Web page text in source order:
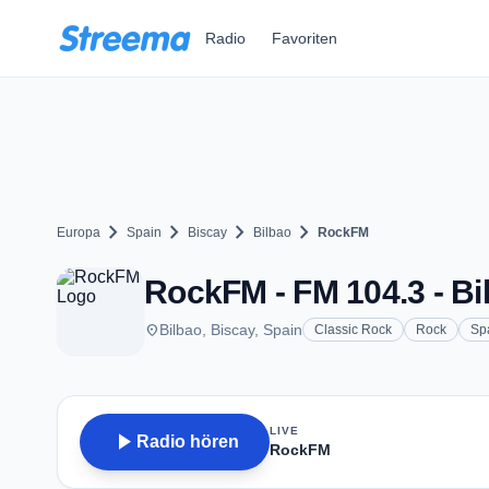
Radio Favoriten
Europa chevron_right Spain chevron_right Biscay chevron_right Bilbao chevron_right RockFM
RockFM - FM 104.3 -
placeBilbao, Biscay, Spain Classic Rock Rock
play_arrow Radio hören
LIVE
RockFM